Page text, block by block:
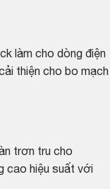
làm cho dòng điện
thiện cho bo mạch
trơn tru cho
cao hiệu suất với